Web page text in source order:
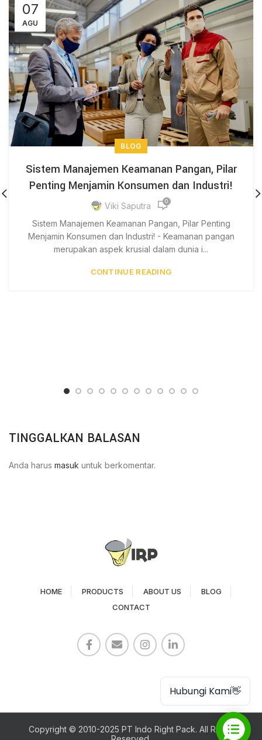
07
AGU
BLOG
Sistem Manajemen Keamanan Pangan, Pilar
Penting Menjamin Konsumen dan Industri!
Viki Saputra 0
Sistem Manajemen Keamanan Pangan, Pilar Penting
Menjamin Konsumen dan Industri! - Keamanan pangan
merupakan aspek krusial dalam dunia i...
CONTINUE READING
TINGGALKAN BALASAN
Anda harus masuk untuk berkomentar.
HOME PRODUCTS ABOUT US
BLOG
CONTACT
Copyright © 2010-2025 PT Indo Right Pack. All Rights
Hubungi Kami👋